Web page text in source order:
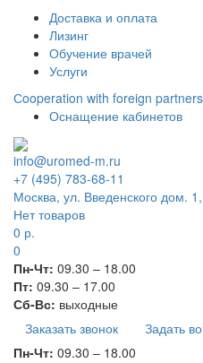
Доставка и оплата
Лизинг
Обучение врачей
Услуги
Сooperation with foreign
Оснащение кабинетов
info@uromed-m.ru
+7 (495) 783-68-11
Москва, ул. Введенского дом. 1,
Нет товаров
0 р.
0
Пн-Чт: 09.30 – 18.00
Пт: 09.30 – 17.00
Сб-Вс: выходные
Заказать звонок
Задать
Пн-Чт: 09.30 – 18.00